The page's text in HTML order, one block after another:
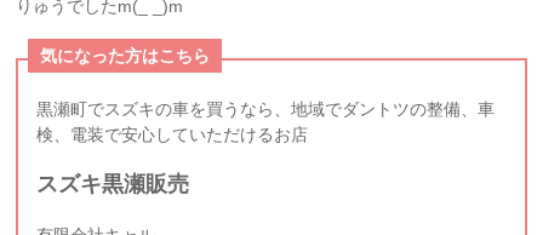
りゅうでしたm(_ _)m
気になった方はこちら
黒瀬町でスズキの車を買うなら、地域でダントツの整備、車
検、電装で安心していただけるお店
スズキ黒瀬販売